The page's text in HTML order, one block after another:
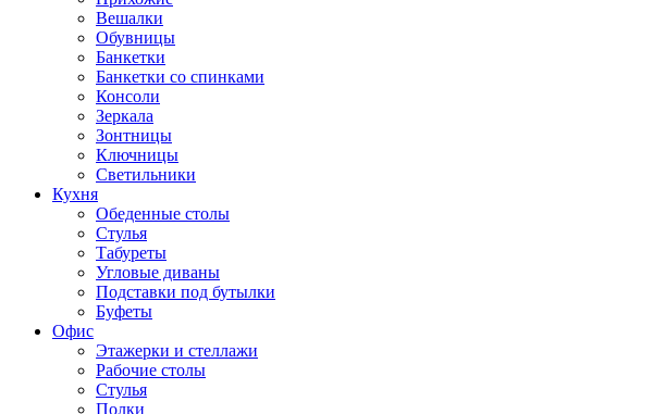
Вешалки
Обувницы
Банкетки
Банкетки со спинками
Консоли
Зеркала
Зонтницы
Ключницы
Светильники
Кухня
Обеденные столы
Стулья
Табуреты
Угловые диваны
Подставки под бутылки
Буфеты
Офис
Этажерки и стеллажи
Рабочие столы
Стулья
Полки